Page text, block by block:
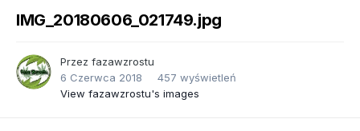
IMG_20180606_021749.jpg
Przez fazawzrostu
6 Czerwca 2018
457 wyświetleń
View fazawzrostu's images